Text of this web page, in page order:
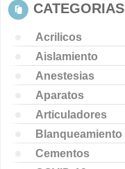
CATEGORIAS
Acrilicos
Aislamiento
Anestesias
Aparatos
Articuladores
Blanqueamiento
Cementos